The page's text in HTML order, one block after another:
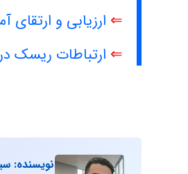
⇐ ارزیابی و ارتقای
⇐ ارتباطات ریسک
نویسنده: